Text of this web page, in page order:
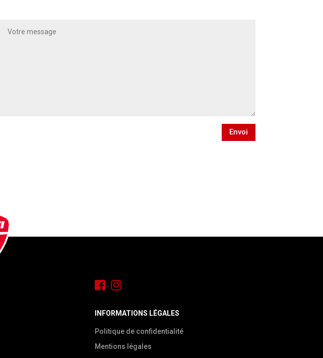
Envoi
•
INFORMATIONS LÉGALES
Politique de confidentialité
Mentions légales